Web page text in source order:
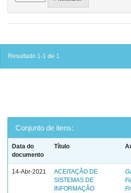
Resultado 1-1 de 1.
Conjunto de itens:
Data do
documento
Título
14-Abr-2021
ACEITAÇÃO DE
SISTEMAS DE
INFORMAÇÃO